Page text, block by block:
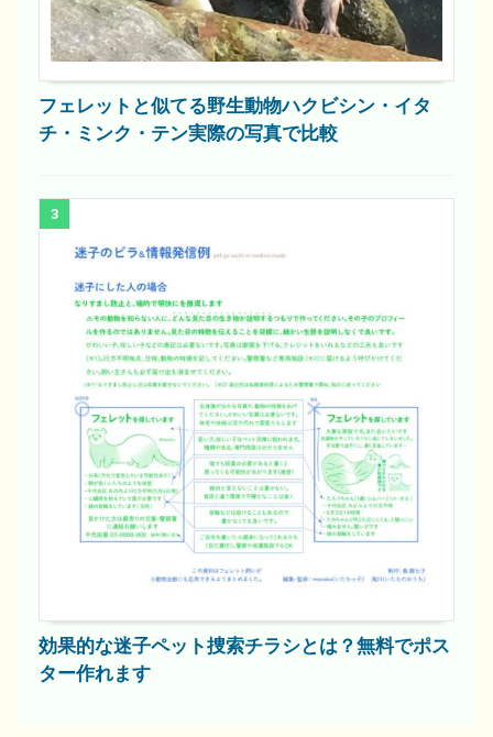
フェレットと似てる野生動物ハクビシン・イタ
チ・ミンク・テン実際の写真で比較
3
効果的な迷子ペット捜索チラシとは？無料でポス
ター作れます